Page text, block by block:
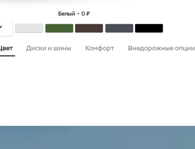
Диски и шины Комфорт Внедорожные опции
Белый 0 ₽